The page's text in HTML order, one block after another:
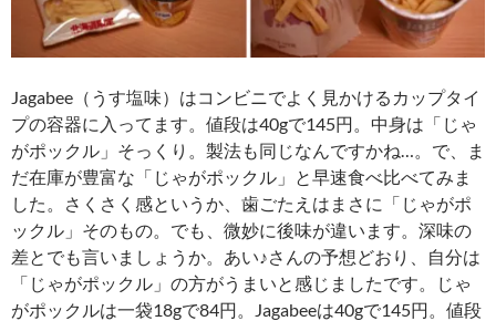
Jagabee（うす塩味）はコンビニでよく見かけるカップタイ
プの容器に入ってます。値段は40gで145円。中身は「じゃ
がポックル」そっくり。製法も同じなんですかね…。で、ま
だ在庫が豊富な「じゃがポックル」と早速食べ比べてみま
した。さくさく感というか、歯ごたえはまさに「じゃがポ
ックル」そのもの。でも、微妙に後味が違います。深味の
差とでも言いましょうか。あい♪さんの予想どおり、自分は
「じゃがポックル」の方がうまいと感じましたです。じゃ
がポックルは一袋18gで84円。Jagabeeは40gで145円。値段